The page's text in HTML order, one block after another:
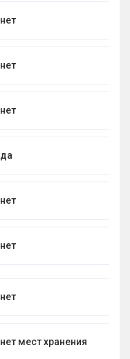
нет
нет
нет
да
нет
нет
нет
нет мест хранения